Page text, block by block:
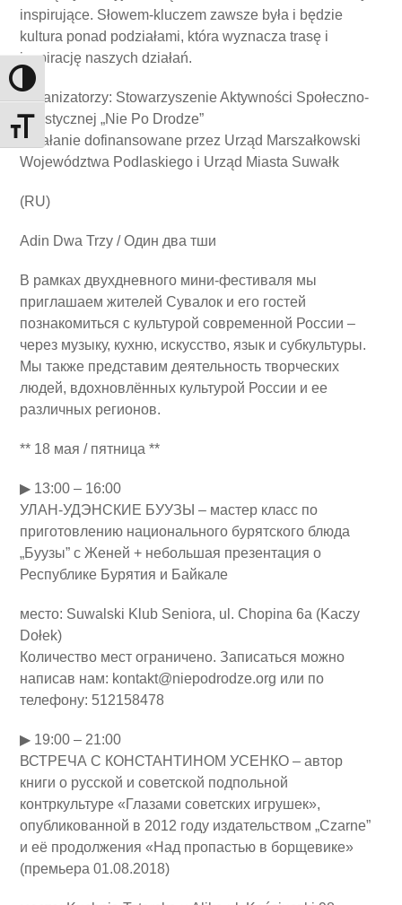
Toggle High Contrast
Toggle Font size
inspirujące. Słowem-kluczem zawsze była i będzie
kultura ponad podziałami, która wyznacza trasę i
inspirację naszych działań.
Organizatorzy: Stowarzyszenie Aktywności Społeczno-
Artystycznej „Nie Po Drodze”
Działanie dofinansowane przez Urząd Marszałkowski
Województwa Podlaskiego i Urząd Miasta Suwałk
(RU)
Adin Dwa Trzy / Один два тши
В рамках двухдневного мини-фестиваля мы
приглашаем жителей Сувалок и его гостей
познакомиться с культурой современной России –
через музыку, кухню, искусство, язык и субкультуры.
Мы также представим деятельность творческих
людей, вдохновлённых культурой России и ее
различных регионов.
** 18 мая / пятница **
▶ 13:00 – 16:00
УЛАН-УДЭНСКИЕ БУУЗЫ – мастер класс по
приготовлению национального бурятского блюда
„Буузы” с Женей + небольшая презентация о
Республике Бурятия и Байкале
место: Suwalski Klub Seniora, ul. Chopina 6a (Kaczy
Dołek)
Количество мест ограничено. Записаться можно
написав нам: kontakt@niepodrodze.org или по
телефону: 512158478
▶ 19:00 – 21:00
ВСТРЕЧА С КОНСТАНТИНОМ УСЕНКО – автор
книги о русской и советской подпольной
контркультуре «Глазами советских игрушек»,
опубликованной в 2012 году издательством „Czarne”
и её продолжения «Над пропастью в борщевике»
(премьера 01.08.2018)